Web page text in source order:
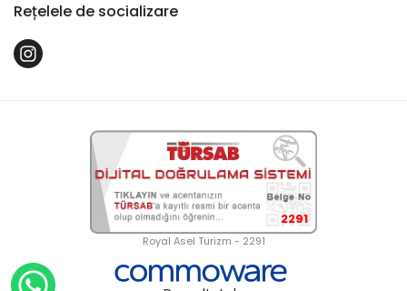
Rețelele de socializare
2291
Royal Asel Turizm - 2291